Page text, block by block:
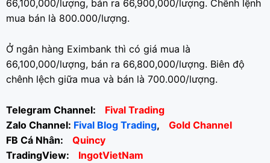
66,100,000/lượng, bán ra 66,900,000/lượng. Chênh lệnh
mua bán là 800.000/lượng.
Ở ngân hàng Eximbank thì có giá mua là
66,100,000/lượng, bán ra 66,800,000/lượng. Biên độ
chênh lệch giữa mua và bán là 700.000/lượng.
Telegram Channel:
Fival Trading
Zalo Channel: Fival Blog Trading,
Gold Channel
FB Cá Nhân:
Quincy
TradingView:
IngotVietNam